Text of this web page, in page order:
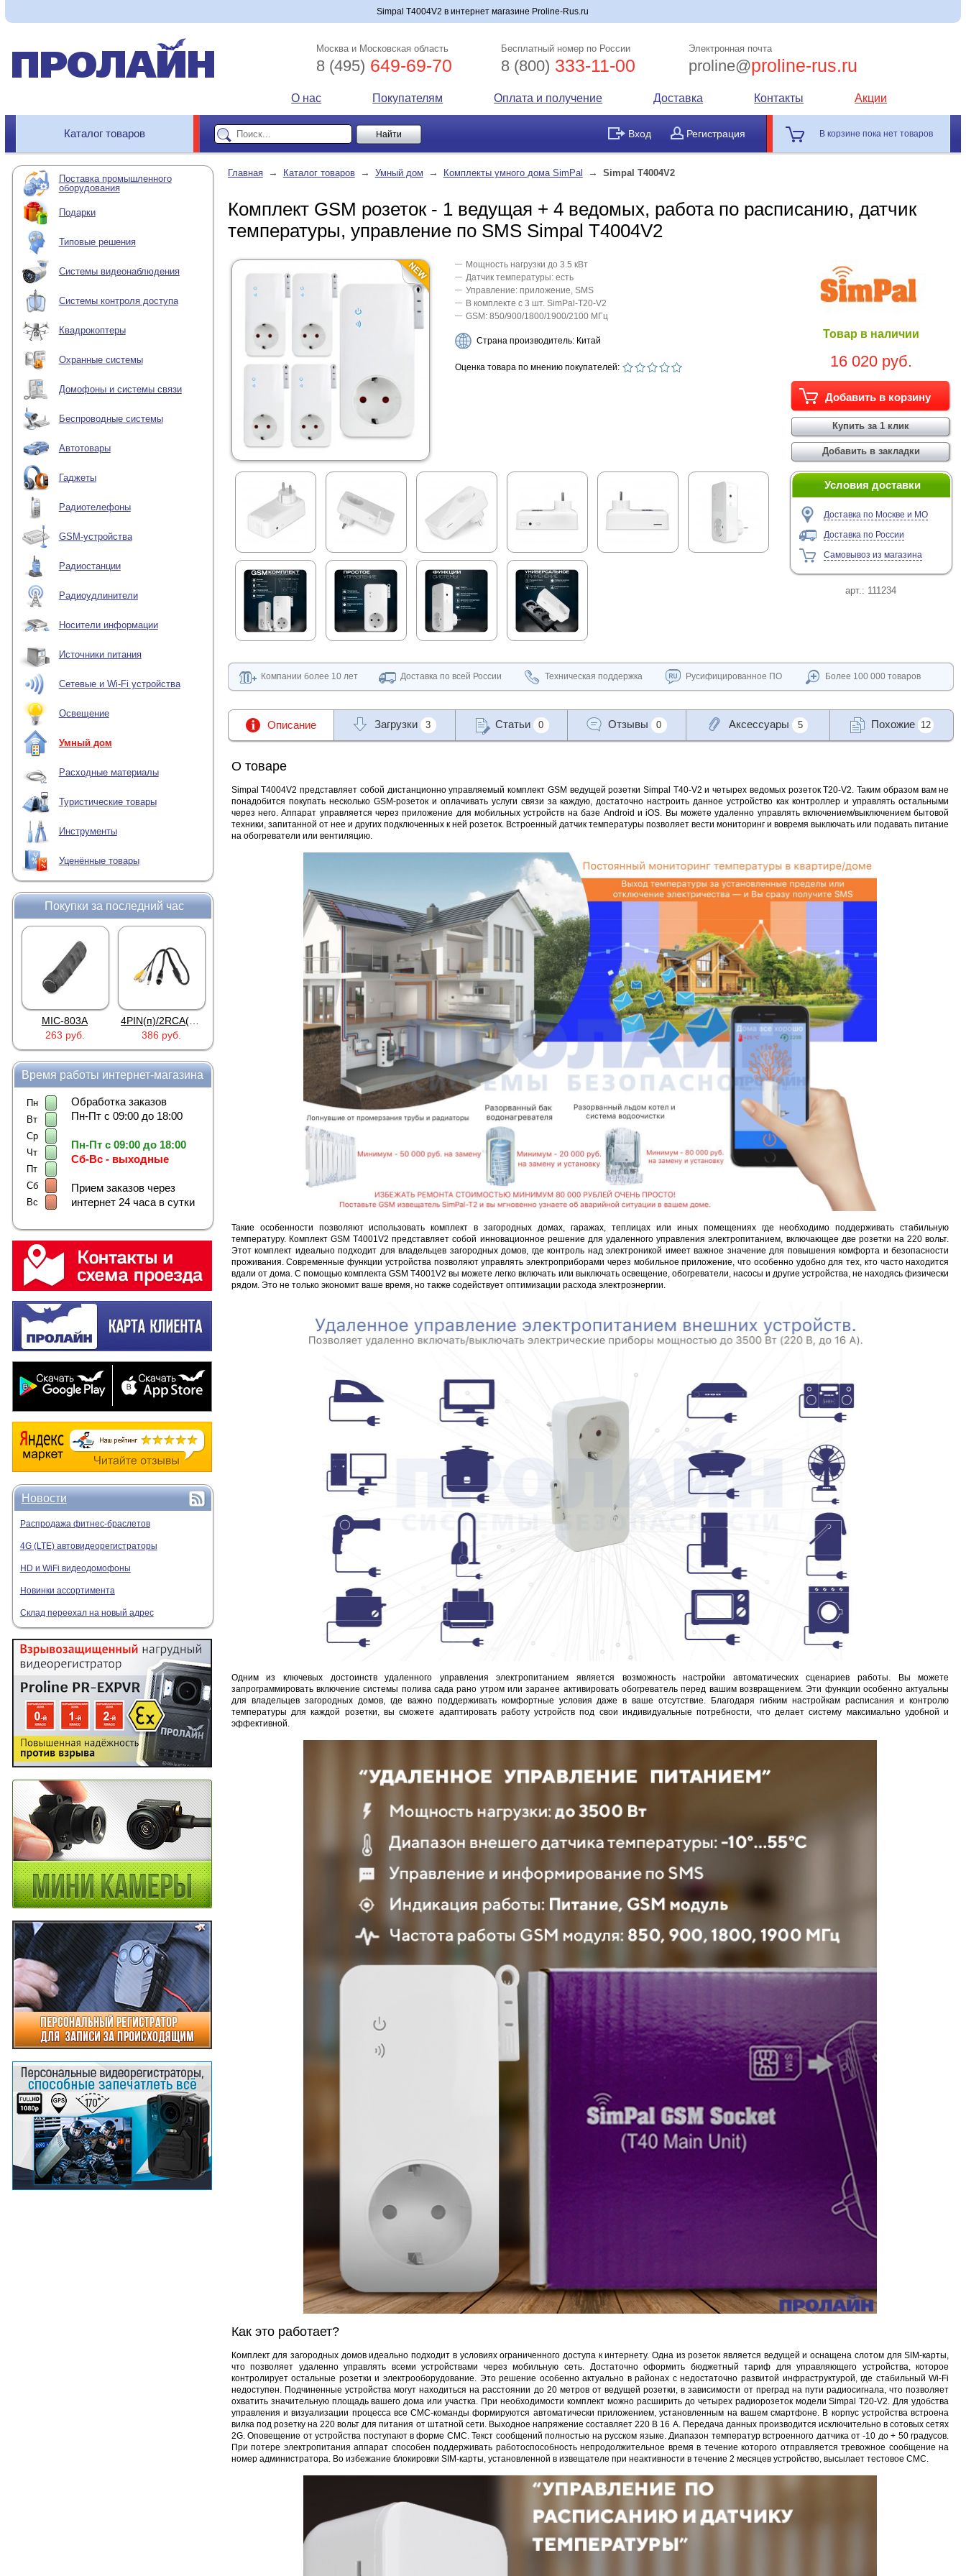
Simpal T4004V2 в интернет магазине Proline-Rus.ru
Москва и Московская область
8 (495) 649-69-70
Бесплатный номер по России
8 (800) 333-11-00
Электронная почта
proline@proline-rus.ru
О нас Покупателям Оплата и получение Доставка Контакты Акции
Каталог товаров Вход Регистрация В корзине пока нет товаров
Поставка промышленного
оборудования
Подарки
Типовые решения
Системы видеонаблюдения
Системы контроля доступа
Квадрокоптеры
Охранные системы
Домофоны и системы связи
Беспроводные системы
Автотовары
Гаджеты
Радиотелефоны
GSM-устройства
Радиостанции
Радиоудлинители
Носители информации
Источники питания
Сетевые и Wi-Fi устройства
Освещение
Умный дом
Расходные материалы
Туристические товары
Инструменты
Уценённые товары
Покупки за последний час
386 руб.
4PIN(п)/2RCA(п)+DJK-11(п)
386 руб.
DJK-11Y(1м-4п) U3-1Y
206 руб.
Proline HA-CB01
4 452 руб.
250 руб.
Карта EM Marine (тонкая)
30 руб.
EM-Marine N006BB
137 руб.
Время работы интернет-магазина
Пн
Вт
Ср
Чт
Пт
Сб
Вс
Обработка заказов
Пн-Пт с 09:00 до 18:00
Пн-Пт с 09:00 до 18:00
Сб-Вс - выходные
Прием заказов через
интернет 24 часа в сутки
Новости
Распродажа фитнес-браслетов
4G (LTE) автовидеорегистраторы
HD и WiFi видеодомофоны
Новинки ассортимента
Склад переехал на новый адрес
Главная → Каталог товаров → Умный дом → Комплекты умного дома SimPal → Simpal T4004V2
Комплект GSM розеток - 1 ведущая + 4 ведомых, работа по расписанию, датчик
температуры, управление по SMS Simpal T4004V2
Мощность нагрузки до 3.5 кВт
Датчик температуры: есть
Управление: приложение, SMS
В комплекте с 3 шт. SimPal-T20-V2
GSM: 850/900/1800/1900/2100 МГц
Страна производитель: Китай
Оценка товара по мнению покупателей:
Товар в наличии
16 020 руб.
Условия доставки
Доставка по Москве и МО
Доставка по России
Самовывоз из магазина
арт.: 111234
Компании более 10 лет Доставка по всей России Техническая поддержка Русифицированное ПО Более 100 000 товаров
Описание Загрузки 3 Статьи 0 Отзывы 0 Аксессуары 5 Похожие 12
О товаре
Simpal T4004V2 представляет собой дистанционно управляемый комплект GSM ведущей розетки Simpal T40-V2 и четырех ведомых розеток T20-V2. Таким образом вам не
понадобится покупать несколько GSM-розеток и оплачивать услуги связи за каждую, достаточно настроить данное устройство как контроллер и управлять остальными
через него. Аппарат управляется через приложение для мобильных устройств на базе Android и iOS. Вы можете удаленно управлять включением/выключением бытовой
техники, запитанной от нее и других подключенных к ней розеток. Встроенный датчик температуры позволяет вести мониторинг и вовремя выключать или подавать питание
на обогреватели или вентиляцию.
Такие особенности позволяют использовать комплект в загородных домах, гаражах, теплицах или иных помещениях где необходимо поддерживать стабильную
температуру. Комплект GSM T4001V2 представляет собой инновационное решение для удаленного управления электропитанием, включающее две розетки на 220 вольт.
Этот комплект идеально подходит для владельцев загородных домов, где контроль над электроникой имеет важное значение для повышения комфорта и безопасности
проживания. Современные функции устройства позволяют управлять электроприборами через мобильное приложение, что особенно удобно для тех, кто часто находится
вдали от дома. С помощью комплекта GSM T4001V2 вы можете легко включать или выключать освещение, обогреватели, насосы и другие устройства, не находясь физически
рядом. Это не только экономит ваше время, но также содействует оптимизации расхода электроэнергии.
Одним из ключевых достоинств удаленного управления электропитанием является возможность настройки автоматических сценариев работы. Вы можете
запрограммировать включение системы полива сада рано утром или заранее активировать обогреватель перед вашим возвращением. Эти функции особенно актуальны
для владельцев загородных домов, где важно поддерживать комфортные условия даже в ваше отсутствие. Благодаря гибким настройкам расписания и контролю
температуры для каждой розетки, вы сможете адаптировать работу устройств под свои индивидуальные потребности, что делает систему максимально удобной и
эффективной.
Как это работает?
Комплект для загородных домов идеально подходит в условиях ограниченного доступа к интернету. Одна из розеток является ведущей и оснащена слотом для SIM-карты,
что позволяет удаленно управлять всеми устройствами через мобильную сеть. Достаточно оформить бюджетный тариф для управляющего устройства, которое
контролирует остальные розетки и электрооборудование. Это решение особенно актуально в районах с недостаточно развитой инфраструктурой, где стабильный Wi-Fi
недоступен. Подчиненные устройства могут находиться на расстоянии до 20 метров от ведущей розетки, в зависимости от преград на пути радиосигнала, что позволяет
охватить значительную площадь вашего дома или участка. При необходимости комплект можно расширить до четырех радиорозеток модели Simpal T20-V2. Для удобства
управления и визуализации процесса все СМС-команды формируются автоматически приложением, установленным на вашем смартфоне. В корпус устройства встроена
вилка под розетку на 220 вольт для питания от штатной сети. Выходное напряжение составляет 220 В 16 А. Передача данных производится исключительно в сотовых сетях
2G. Оповещение от устройства поступают в форме СМС. Текст сообщений полностью на русском языке. Диапазон температур встроенного датчика от -10 до + 50 градусов.
При потере электропитания аппарат способен поддерживать работоспособность непродолжительное время в течение которого отправляется тревожное сообщение на
номер администратора. Во избежание блокировки SIM-карты, установленной в извещателе при неактивности в течение 2 месяцев устройство, высылает тестовое СМС.